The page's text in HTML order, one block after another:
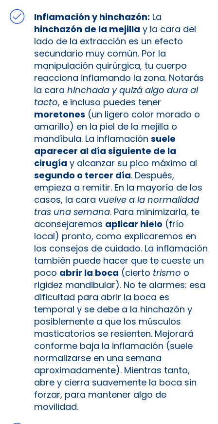
Inflamación y hinchazón: La
hinchazón de la mejilla y la cara del
lado de la extracción es un efecto
secundario muy común. Por la
manipulación quirúrgica, tu cuerpo
reacciona inflamando la zona. Notarás
la cara hinchada y quizá algo dura al
tacto, e incluso puedes tener
moretones (un ligero color morado o
amarillo) en la piel de la mejilla o
mandíbula. La inflamación suele
aparecer al día siguiente de la
cirugía y alcanzar su pico máximo al
segundo o tercer día. Después,
empieza a remitir. En la mayoría de los
casos, la cara vuelve a la normalidad
tras una semana. Para minimizarla, te
aconsejaremos aplicar hielo (frío
local) pronto, como explicaremos en
los consejos de cuidado. La inflamación
también puede hacer que te cueste un
poco abrir la boca (cierto trismo o
rigidez mandibular). No te alarmes: esa
dificultad para abrir la boca es
temporal y se debe a la hinchazón y
posiblemente a que los músculos
masticatorios se resienten. Mejorará
conforme baja la inflamación (suele
normalizarse en una semana
aproximadamente). Mientras tanto,
abre y cierra suavemente la boca sin
forzar, para mantener algo de
movilidad.